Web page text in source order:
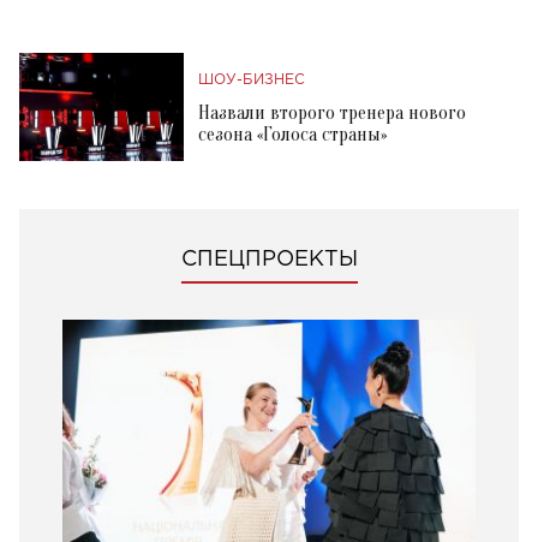
ШОУ-БИЗНЕС
Назвали второго тренера нового
сезона «Голоса страны»
СПЕЦПРОЕКТЫ